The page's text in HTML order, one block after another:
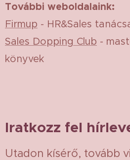
További weboldalaink:
Firmup - HR&Sales
Sales Dopping Club -
könyvek
Iratkozz fel
Utadon kísérő, tovább